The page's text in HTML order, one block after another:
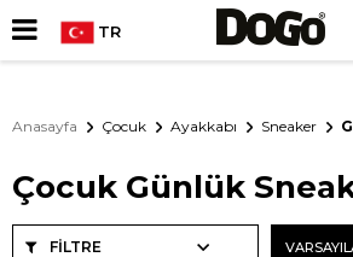
TR
Anasayfa Çocuk Ayakkabı Sneaker
Çocuk Günlük
FILTRE